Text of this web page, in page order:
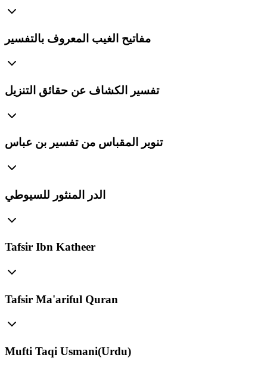
مفاتيح الغيب المعروف بالتفسير
تفسير الكشاف عن حقائق التنزيل
تنوير المقباس من تفسير بن عباس
الدر المنثور للسيوطي
Tafsir Ibn Katheer
Tafsir Ma'ariful Quran
Mufti Taqi Usmani(Urdu)